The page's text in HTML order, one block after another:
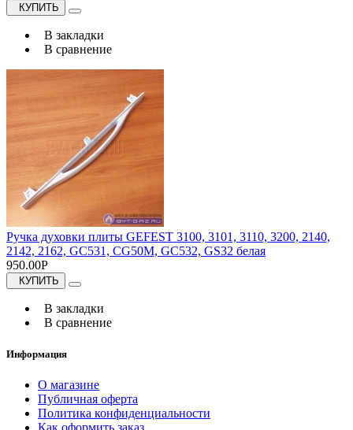
КУПИТЬ
В закладки
В сравнение
Ручка духовки плиты GEFEST 3100, 3101, 3110, 3200, 2140,
2142, 2162, GC531, CG50M, GC532, GS32 белая
950.00Р
КУПИТЬ
В закладки
В сравнение
Информация
О магазине
Публичная оферта
Политика конфиденциальности
Как оформить заказ